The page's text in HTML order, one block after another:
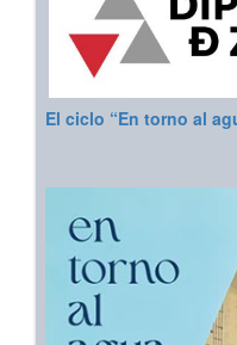
El ciclo “En torno al